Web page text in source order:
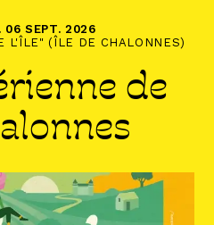
06 SEPTEMBRE
SEPT. 2026
L'ÎLE" (ÎLE DE CHALONNES)
de
les pieds dans l'eau.